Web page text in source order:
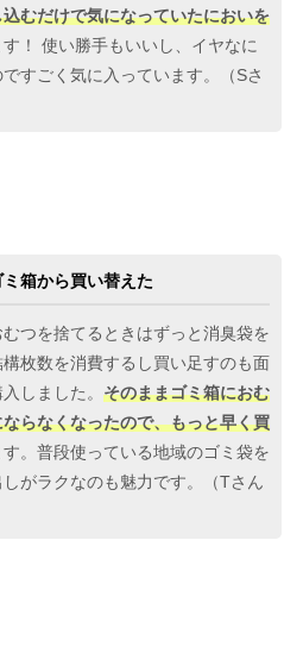
むだけで気になっていたにおいを
す！ 使い勝手もいいし、イヤなに
すごく気に入っています。（Sさ
ミ箱から買い替えた
つを捨てるときはずっと消臭袋を
枚数を消費するし買い足すのも面
しました。 そのままゴミ箱におむ
らなくなったので、もっと早く買
。普段使っている地域のゴミ袋を
がラクなのも魅力です。（Tさん